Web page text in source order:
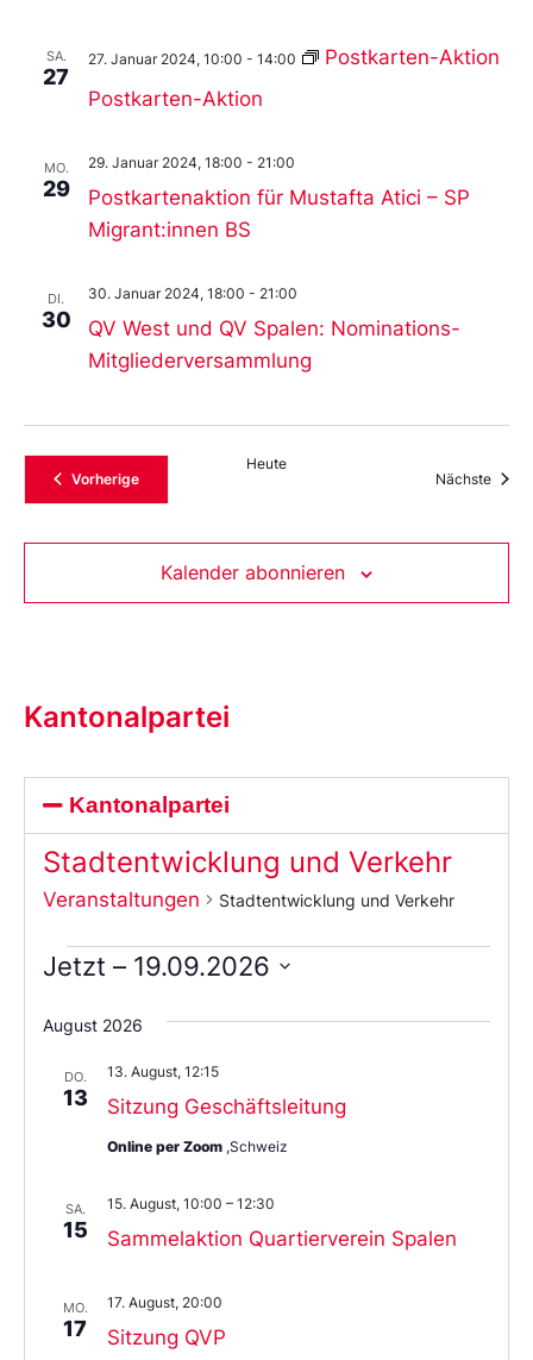
SA.
27
Postkarten-Aktion
27. Januar 2024, 10:00 - 14:00 Postkarten-Aktion
MO.
29
Postkartenaktion für Mustafta Atici – SP
Migrant:innen BS
29. Januar 2024, 18:00 - 21:00
DI.
30
QV West und QV Spalen: Nominations-
Mitgliederversammlung
30. Januar 2024, 18:00 - 21:00
VorherigeVeranstaltungen
Heute
Nächste
Kalender abonnieren
Kantonalpartei
Kantonalpartei
Stadtentwicklung und Verkehr
Veranstaltungen Stadtentwicklung und Verkehr
Jetzt – 19.09.2026
Sie
das
aus.
August 2026
DO.
13 Sitzung Geschäftsleitung
13. August, 12:15
Online per Zoom ,Schweiz
SA.
15 Sammelaktion Quartierverein Spalen
15. August, 10:00 – 12:30
MO.
17 Sitzung QVP
17. August, 20:00